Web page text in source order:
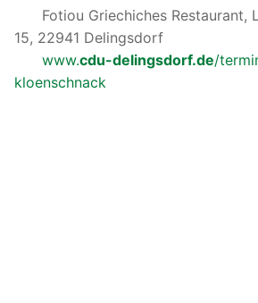
Fotiou Griechiches Restaurant,
15, 22941 Delingsdorf
www.cdu-delingsdorf.de/
kloenschnack